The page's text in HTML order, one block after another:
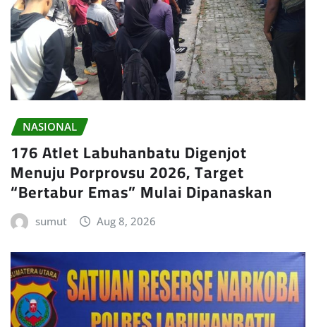
NASIONAL
176 Atlet Labuhanbatu Digenjot
Menuju Porprovsu 2026, Target
“Bertabur Emas” Mulai Dipanaskan
sumut Aug 8, 2026